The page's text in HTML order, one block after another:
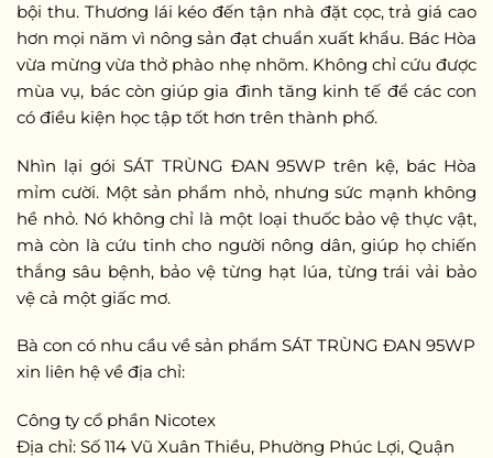
bội thu. Thương lái kéo đến tận nhà đặt cọc, trả giá cao
hơn mọi năm vì nông sản đạt chuẩn xuất khẩu. Bác Hòa
vừa mừng vừa thở phào nhẹ nhõm. Không chỉ cứu được
mùa vụ, bác còn giúp gia đình tăng kinh tế để các con
có điều kiện học tập tốt hơn trên thành phố.
Nhìn lại gói SÁT TRÙNG ĐAN 95WP trên kệ, bác Hòa
mỉm cười. Một sản phẩm nhỏ, nhưng sức mạnh không
hề nhỏ. Nó không chỉ là một loại thuốc bảo vệ thực vật,
mà còn là cứu tinh cho người nông dân, giúp họ chiến
thắng sâu bệnh, bảo vệ từng hạt lúa, từng trái vải bảo
vệ cả một giấc mơ.
Bà con có nhu cầu về sản phẩm SÁT TRÙNG ĐAN 95WP
xin liên hệ về địa chỉ:
Công ty cổ phần Nicotex
Địa chỉ: Số 114 Vũ Xuân Thiều, Phường Phúc Lợi, Quận